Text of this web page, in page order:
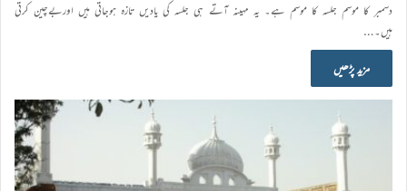
دسمبر کا موسم جلسہ کا موسم ہے۔ یہ مہینہ آتے ہی جلسہ کی یادیں تازہ ہوجاتی ہیں اوربےچین کرتی
ہیں۔…
مزید پڑھیں